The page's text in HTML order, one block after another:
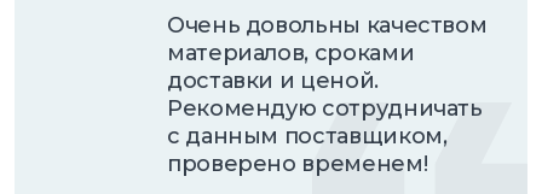
Очень довольны качеством
материалов, сроками
доставки и ценой.
Рекомендую сотрудничать
с данным поставщиком,
проверено временем!